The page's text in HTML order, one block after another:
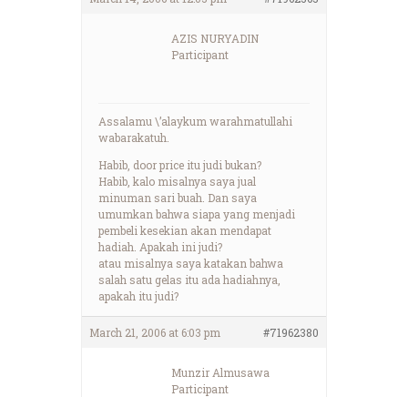
AZIS NURYADIN
Participant
Assalamu \’alaykum warahmatullahi
wabarakatuh.
Habib, door price itu judi bukan?
Habib, kalo misalnya saya jual
minuman sari buah. Dan saya
umumkan bahwa siapa yang menjadi
pembeli kesekian akan mendapat
hadiah. Apakah ini judi?
atau misalnya saya katakan bahwa
salah satu gelas itu ada hadiahnya,
apakah itu judi?
March 21, 2006 at 6:03 pm #71962380
Munzir Almusawa
Participant